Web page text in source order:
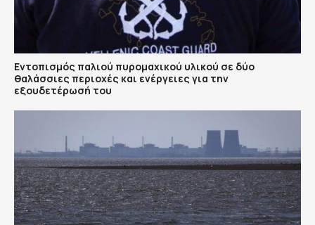
Εντοπισμός παλιού πυρομαχικού υλικού σε δύο
θαλάσσιες περιοχές και ενέργειες για την
εξουδετέρωσή του